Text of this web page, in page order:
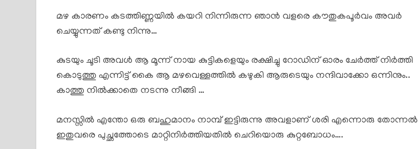
മഴ കാരണം കടത്തിണ്ണയിൽ കയറി നിന്നിരുന്ന ഞാൻ വളരെ കൗതുകപൂർവം അവർ
ചെയ്യുന്നത് കണ്ടു നിന്നു…
കുടയും ചൂടി അവൾ ആ മൂന്ന് നായ കുട്ടികളെയും രക്ഷിച്ചു റോഡിന് ഓരം ചേർത്ത് നിർത്തി
കൊടുത്തു എന്നിട്ട് കൈ ആ മഴവെള്ളത്തിൽ കഴുകി ആരുടെയും നന്ദിവാക്കോ ഒന്നിനും..
കാത്തു നിൽക്കാതെ നടന്നു നീങ്ങി …
മനസ്സിൽ എന്തോ ഒരു ബഹുമാനം നാമ്പ് ഇട്ടിരുന്നു അവളാണ് ശരി എന്നൊരു തോന്നൽ
ഇതുവരെ പുച്ഛത്തോടെ മാറ്റിനിർത്തിയതിൽ ചെറിയൊരു കുറ്റബോധം….